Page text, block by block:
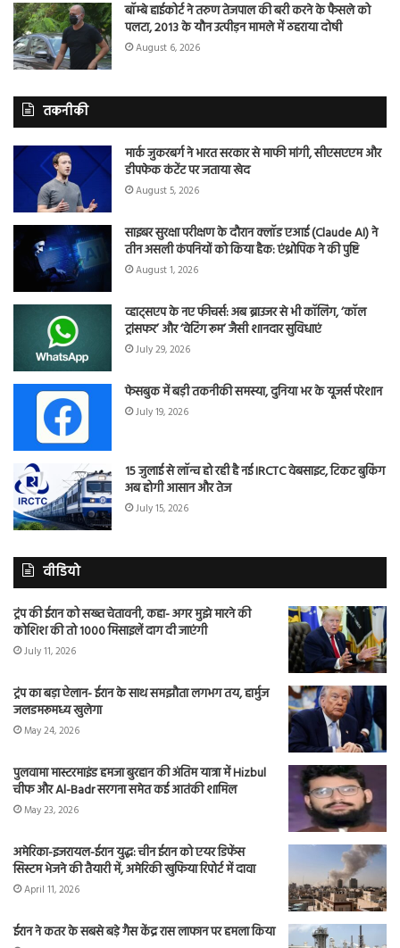
बॉम्बे हाईकोर्ट ने तरुण तेजपाल की बरी करने के फैसले को
पलटा, 2013 के यौन उत्पीड़न मामले में ठहराया दोषी
August 6, 2026
तकनीकी
मार्क जुकरबर्ग ने भारत सरकार से माफी मांगी, सीएसएएम और
डीपफेक कंटेंट पर जताया खेद
August 5, 2026
साइबर सुरक्षा परीक्षण के दौरान क्लॉड एआई (Claude AI) ने
तीन असली कंपनियों को किया हैक: एंथ्रोपिक ने की पुष्टि
August 1, 2026
व्हाट्सएप के नए फीचर्स: अब ब्राउजर से भी कॉलिंग, ‘कॉल
ट्रांसफर’ और ‘वेटिंग रूम’ जैसी शानदार सुविधाएं
July 29, 2026
फेसबुक में बड़ी तकनीकी समस्या, दुनिया भर के यूजर्स परेशान
July 19, 2026
15 जुलाई से लॉन्च हो रही है नई IRCTC वेबसाइट, टिकट बुकिंग
अब होगी आसान और तेज
July 15, 2026
वीडियो
ट्रंप की ईरान को सख्त चेतावनी, कहा- अगर मुझे मारने की
कोशिश की तो 1000 मिसाइलें दाग दी जाएंगी
July 11, 2026
ट्रंप का बड़ा ऐलान- ईरान के साथ समझौता लगभग तय, हार्मुज
जलडमरूमध्य खुलेगा
May 24, 2026
पुलवामा मास्टरमाइंड हमजा बुरहान की अंतिम यात्रा में Hizbul
चीफ और Al-Badr सरगना समेत कई आतंकी शामिल
May 23, 2026
अमेरिका-इजरायल-ईरान युद्ध: चीन ईरान को एयर डिफेंस
सिस्टम भेजने की तैयारी में, अमेरिकी खुफिया रिपोर्ट में दावा
April 11, 2026
ईरान ने कतर के सबसे बड़े गैस केंद्र रास लाफान पर हमला किया